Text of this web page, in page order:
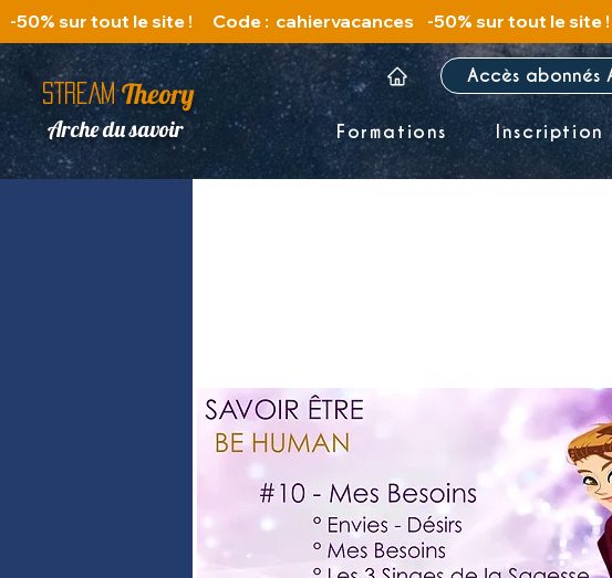
   -50% sur tout le site !      Code :  cahiervacances
STREAM Theory
Arche du savoir
Accès abonnés
Formations Inscription